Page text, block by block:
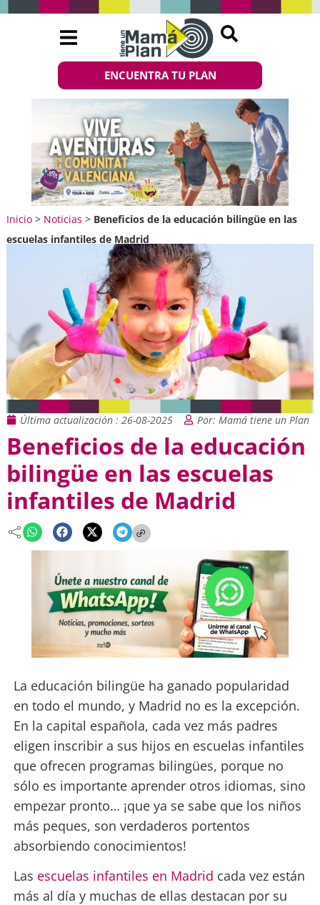
ENCUENTRA TU PLAN
Inicio> Noticias > Beneficios de la educación bilingüe en las
escuelas infantiles de Madrid
Última actualización : 26-08-2025 Por: Mamá tiene un Plan
Beneficios de la educación
bilingüe en las escuelas
infantiles de Madrid
La educación bilingüe ha ganado popularidad
en todo el mundo, y Madrid no es la excepción.
En la capital española, cada vez más padres
eligen inscribir a sus hijos en escuelas infantiles
que ofrecen programas bilingües, porque no
sólo es importante aprender otros idiomas, sino
empezar pronto… ¡que ya se sabe que los niños
más peques, son verdaderos portentos
absorbiendo conocimientos!
Las escuelas infantiles en Madrid cada vez están
más al día y muchas de ellas destacan por su